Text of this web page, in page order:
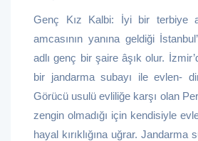
Genç Kız Kalbi: İyi bir terbiye
amcasının yanına geldiği
adlı genç bir şaire âşık olur.
bir jandarma subayı ile evlen-
Görücü usulü evliliğe karşı olan
zengin olmadığı için kendisiyle
hayal kırıklığına uğrar. Jandarma